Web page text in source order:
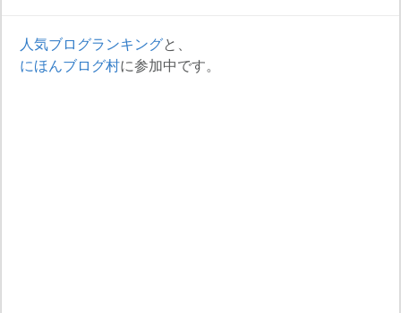
人気ブログランキングと、
にほんブログ村に参加中です。